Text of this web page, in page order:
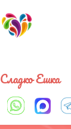
8 927 083 33
Сладко Ешка